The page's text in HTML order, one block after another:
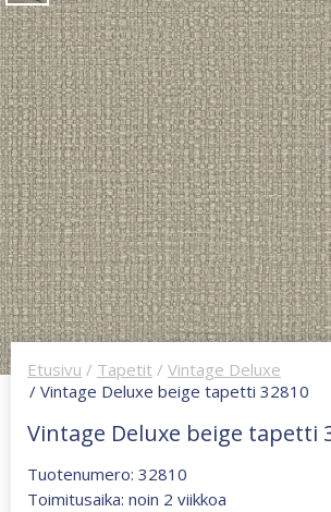
Etusivu / Tapetit / Vintage Deluxe
/ Vintage Deluxe beige tapetti 32810
Vintage Deluxe beige tapetti
Tuotenumero: 32810
Toimitusaika: noin 2 viikkoa